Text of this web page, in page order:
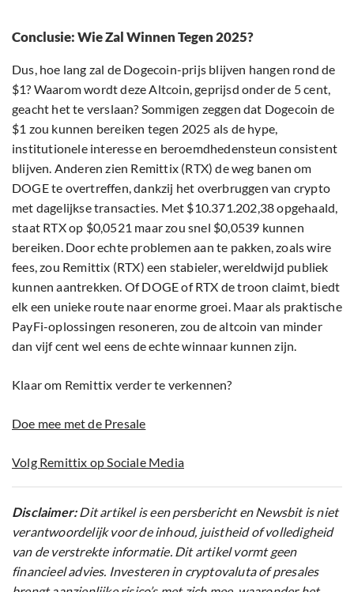
Conclusie: Wie Zal Winnen Tegen 2025?
Dus, hoe lang zal de Dogecoin-prijs blijven hangen rond de
$1? Waarom wordt deze Altcoin, geprijsd onder de 5 cent,
geacht het te verslaan? Sommigen zeggen dat Dogecoin de
$1 zou kunnen bereiken tegen 2025 als de hype,
institutionele interesse en beroemdhedensteun consistent
blijven. Anderen zien Remittix (RTX) de weg banen om
DOGE te overtreffen, dankzij het overbruggen van crypto
met dagelijkse transacties. Met $10.371.202,38 opgehaald,
staat RTX op $0,0521 maar zou snel $0,0539 kunnen
bereiken. Door echte problemen aan te pakken, zoals wire
fees, zou Remittix (RTX) een stabieler, wereldwijd publiek
kunnen aantrekken. Of DOGE of RTX de troon claimt, biedt
elk een unieke route naar enorme groei. Maar als praktische
PayFi-oplossingen resoneren, zou de altcoin van minder
dan vijf cent wel eens de echte winnaar kunnen zijn.
Klaar om Remittix verder te verkennen?
Doe mee met de Presale
Volg Remittix op Sociale Media
Disclaimer:Dit artikel is een persbericht en Newsbit is niet
verantwoordelijk voor de inhoud, juistheid of volledigheid
van de verstrekte informatie. Dit artikel vormt geen
financieel advies. Investeren in cryptovaluta of presales